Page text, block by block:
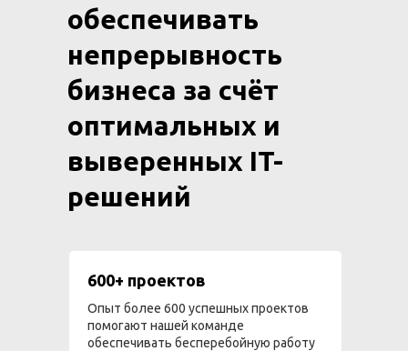
обеспечивать
непрерывность
бизнеса за счёт
оптимальных и
выверенных IT-
решений
600+ проектов
Опыт более 600 успешных проектов
помогают нашей команде
обеспечивать бесперебойную работу